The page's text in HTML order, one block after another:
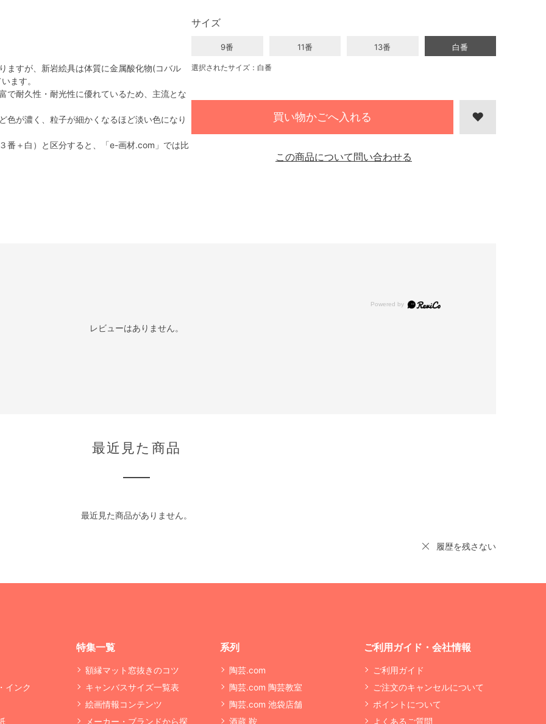
ますが、新岩絵具は体質に金属酸化物(コバル
ます。
で耐久性・耐光性に優れているため、主流とな
色が濃く、粒子が細かくなるほど淡い色になり
番＋白）と区分すると、「e-画材.com」では比
サイズ
9番 11番 13番 白番
選択されたサイズ：白番
買い物かごへ入れる
この商品について問い合わせる
レビューはありません。
最近見た商品
最近見た商品がありません。
履歴を残さない
インク
特集一覧
額縁マット窓抜きのコツ
キャンバスサイズ一覧表
絵画情報コンテンツ
メーカー・ブランドから探
系列
陶芸.com
陶芸.com 陶芸教室
陶芸.com 池袋店舗
酒蔵 鞍
ご利用ガイド・会社情報
ご利用ガイド
ご注文のキャンセルについて
ポイントについて
よくあるご質問